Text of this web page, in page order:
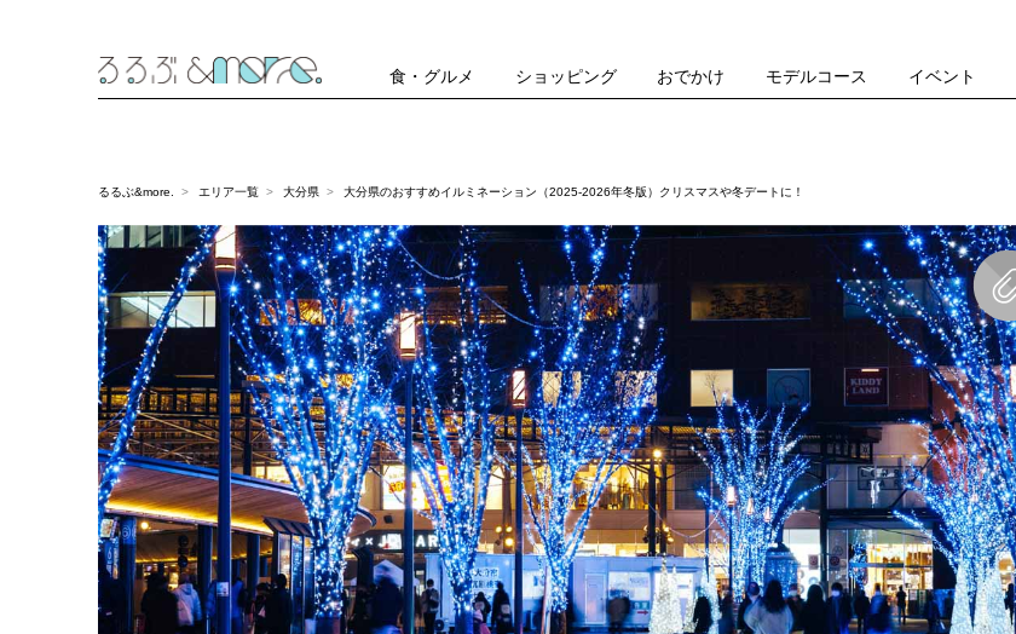
食・グルメ ショッピング おでかけ モデルコース イベント
るるぶ&more. エリア一覧 大分県 大分県のおすすめイルミネーション（2025-2026年冬版）クリスマスや冬デートに！